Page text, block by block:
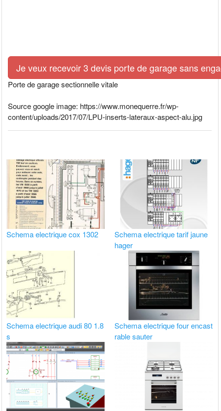
Je veux recevoir 3 devis porte de garage sans
Porte de garage sectionnelle vitale
Source google image: https://www.monequerre.fr/wp-
content/uploads/2017/07/LPU-inserts-lateraux-aspect-alu.jpg
Schema electrique cox 1302
Schema electrique tarif jaune
hager
Schema electrique audi 80 1.8
s
Schema electrique four encast
rable sauter